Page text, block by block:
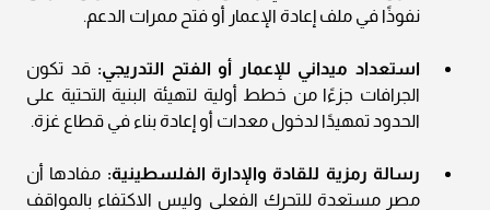
نفوذًا في ملف إعادة الإعمار أو فتح ممرات الدعم.
استعداد ميداني للإعمار أو الفتح التدريجي: قد تكون
الجرافات جزءًا من خطط أولية لتهيئة البنية التحتية على
الحدود تمهيدًا لدخول معدات أو إعادة بناء في قطاع غزة.
رسالة رمزية للقادة والإدارة الفلسطينية: مفادها أن
مصر مستعدة للتحرك الفعلي وليس الاكتفاء بالمواقف